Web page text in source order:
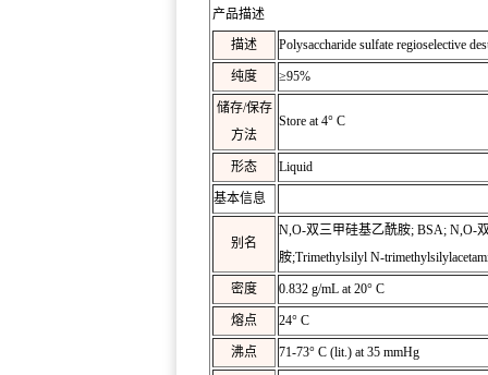
产品描述
描述
Polysaccharide sulfate regioselective
纯度 ≥95%
储存/保存
方法
Store at 4° C
形态 Liquid
基本信息
别名
N,O-双三甲硅基乙酰胺; BSA; N,O-
胺;Trimethylsilyl N-
密度 0.832 g/mL at 20° C
熔点 24° C
沸点 71-73° C (lit.) at 35 mmHg